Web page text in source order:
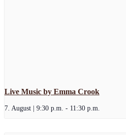
Live Music by Emma Crook
7. August | 9:30 p.m. - 11:30 p.m.